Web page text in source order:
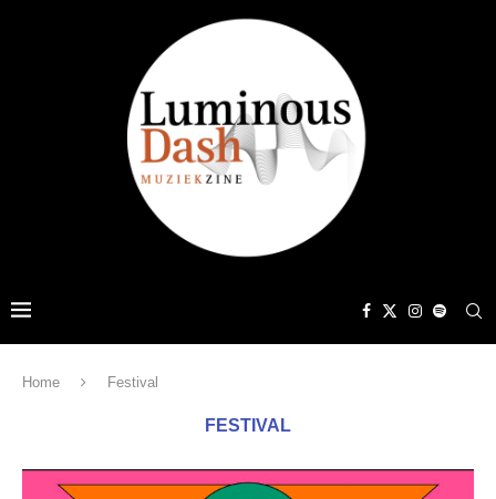
Home Festival
FESTIVAL